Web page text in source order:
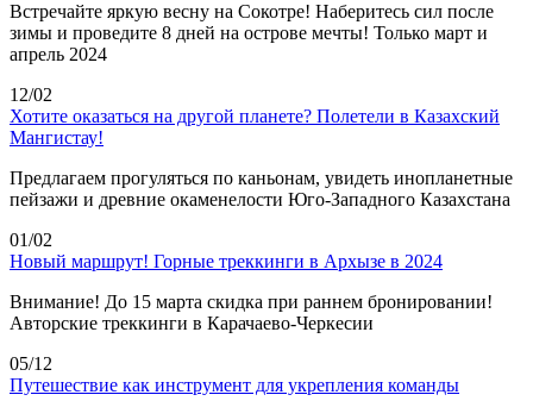
Встречайте яркую весну на Сокотре! Наберитесь сил после
зимы и проведите 8 дней на острове мечты! Только март и
апрель 2024
12/02
Хотите оказаться на другой планете? Полетели в Казахский
Мангистау!
Предлагаем прогуляться по каньонам, увидеть инопланетные
пейзажи и древние окаменелости Юго-Западного Казахстана
01/02
Новый маршрут! Горные треккинги в Архызе в 2024
Внимание! До 15 марта скидка при раннем бронировании!
Авторские треккинги в Карачаево-Черкесии
05/12
Путешествие как инструмент для укрепления команды